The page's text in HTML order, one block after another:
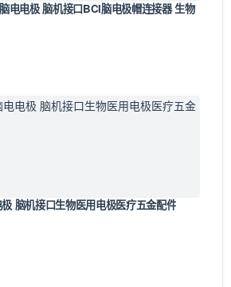
电电极 脑机接口BCI脑电极帽连接器 生物
脑机接口生物医用电极医疗五金配件